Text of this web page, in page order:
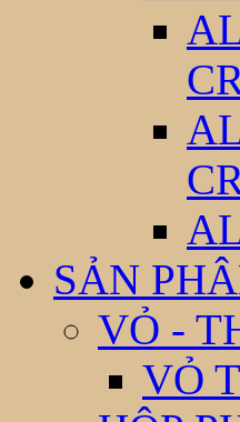
SẢN
VỎ -
VỎ